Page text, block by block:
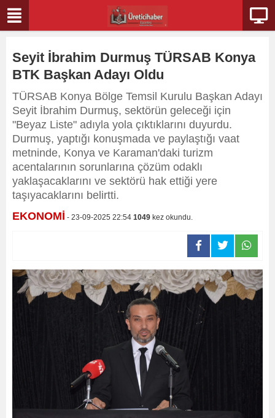
Seyit İbrahim Durmuş TÜRSAB Konya
BTK Başkan Adayı Oldu
TÜRSAB Konya Bölge Temsil Kurulu Başkan Adayı
Seyit İbrahim Durmuş, sektörün geleceği için
"Beyaz Liste" adıyla yola çıktıklarını duyurdu.
Durmuş, yaptığı konuşmada ve paylaştığı vaat
metninde, Konya ve Karaman'daki turizm
acentalarının sorunlarına çözüm odaklı
yaklaşacaklarını ve sektörü hak ettiği yere
taşıyacaklarını belirtti.
EKONOMİ - 23-09-2025 22:54 1049 kez okundu.